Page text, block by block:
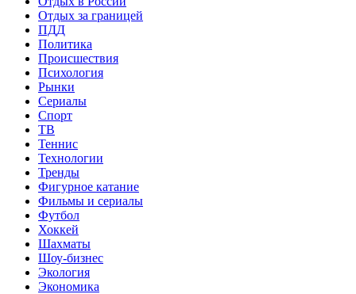
Отдых за границей
ПДД
Политика
Происшествия
Психология
Рынки
Сериалы
Спорт
ТВ
Теннис
Технологии
Тренды
Фигурное катание
Фильмы и сериалы
Футбол
Хоккей
Шахматы
Шоу-бизнес
Экология
Экономика